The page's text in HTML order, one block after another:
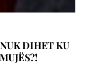
DIHET KU